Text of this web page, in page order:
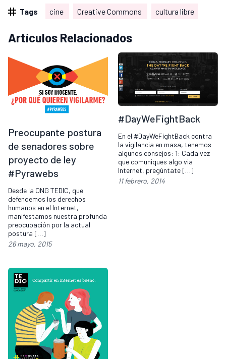
Tags cine Creative Commons cultura libre
Artículos Relacionados
Preocupante postura
de senadores sobre
proyecto de ley
#Pyrawebs
Desde la ONG TEDIC, que
defendemos los derechos
humanos en el Internet,
manifestamos nuestra profunda
preocupación por la actual
postura […]
26 mayo, 2015
#DayWeFightBack
En el #DayWeFightBack contra
la vigilancia en masa, tenemos
algunos consejos: 1: Cada vez
que comuniques algo via
Internet, pregúntate […]
11 febrero, 2014